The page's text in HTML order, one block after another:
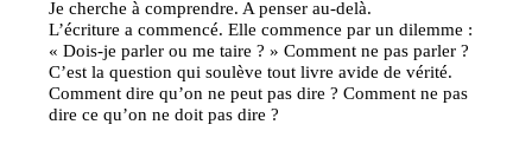
Je cherche à comprendre. A penser au-delà.
L’écriture a commencé. Elle commence par un dilemme :
« Dois-je parler ou me taire ? » Comment ne pas parler ?
C’est la question qui soulève tout livre avide de vérité.
Comment dire qu’on ne peut pas dire ? Comment ne pas
dire ce qu’on ne doit pas dire ?